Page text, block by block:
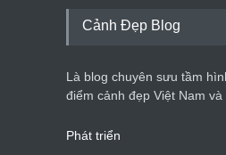
du lịch quốc
Cảnh đẹp Việt
Cảnh Đẹp Blog
Là blog chuyên sưu tầm
điểm cảnh đẹp Việt Nam
Phát triển